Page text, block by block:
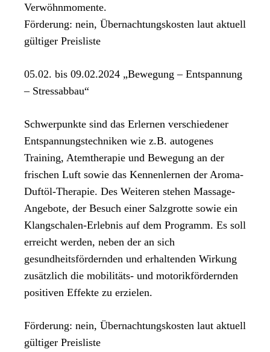
Verwöhnmomente.
Förderung: nein, Übernachtungskosten laut aktuell
gültiger Preisliste
05.02. bis 09.02.2024 „Bewegung – Entspannung
– Stressabbau“
Schwerpunkte sind das Erlernen verschiedener
Entspannungstechniken wie z.B. autogenes
Training, Atemtherapie und Bewegung an der
frischen Luft sowie das Kennenlernen der Aroma-
Duftöl-Therapie. Des Weiteren stehen Massage-
Angebote, der Besuch einer Salzgrotte sowie ein
Klangschalen-Erlebnis auf dem Programm. Es soll
erreicht werden, neben der an sich
gesundheitsfördernden und erhaltenden Wirkung
zusätzlich die mobilitäts- und motorikfördernden
positiven Effekte zu erzielen.
Förderung: nein, Übernachtungskosten laut aktuell
gültiger Preisliste